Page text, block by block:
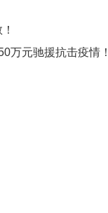
万元驰援抗击疫情！